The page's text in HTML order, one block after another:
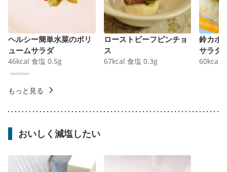
ヘルシー簡単水菜のボリ
ュームサラダ
46kcal 食塩 0.5g
ローストビーフピンチョ
ス
67kcal 食塩 0.3g
鈴カボ
サラダ
60kcal
もっと見る
おいしく減塩したい